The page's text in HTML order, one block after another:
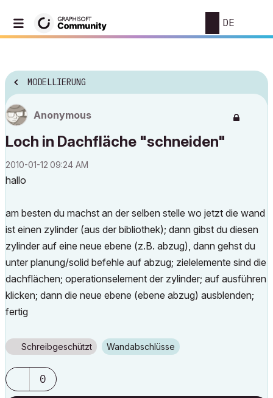
DE
MODELLIERUNG
Anonymous
Loch in Dachfläche "schneiden"
‎2010-01-12 09:24 AM
hallo
am besten du machst an der selben stelle wo jetzt die wand
ist einen zylinder (aus der bibliothek); dann gibst du diesen
zylinder auf eine neue ebene (z.B. abzug), dann gehst du
unter planung/solid befehle auf abzug; zielelemente sind die
dachflächen; operationselement der zylinder; auf ausführen
klicken; dann die neue ebene (ebene abzug) ausblenden;
fertig
Schreibgeschützt Wandabschlüsse
0